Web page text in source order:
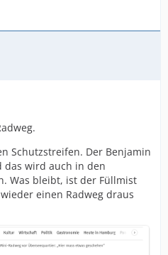
Schutzstreifen. Der Benjamin
das wird auch in den
Was bleibt, ist der Füllmist
einen Radweg draus